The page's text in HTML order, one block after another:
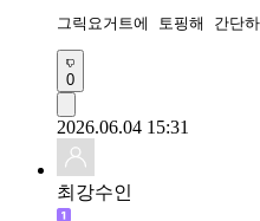
그릭요거트에 토핑해 간단
0
2026.06.04 15:31
최강수인